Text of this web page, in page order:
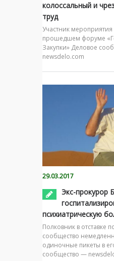
колоссальный и
труд
Участник мероприятия
прошедшем форуме
Закупки» Деловое
newsdelo.com
29.03.2017
Экс-прокурор
психиатрическую
Полковник в отставке
сообщество
одиночные пикеты в
сообщество —